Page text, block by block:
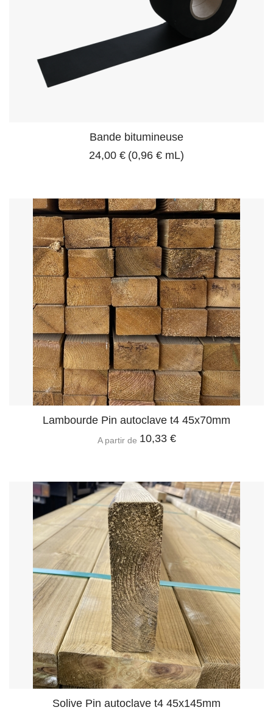
Bande bitumineuse
24,00 € (0,96 € mL)
Lambourde Pin autoclave t4 45x70mm
A partir de 10,33 €
Solive Pin autoclave t4 45x145mm